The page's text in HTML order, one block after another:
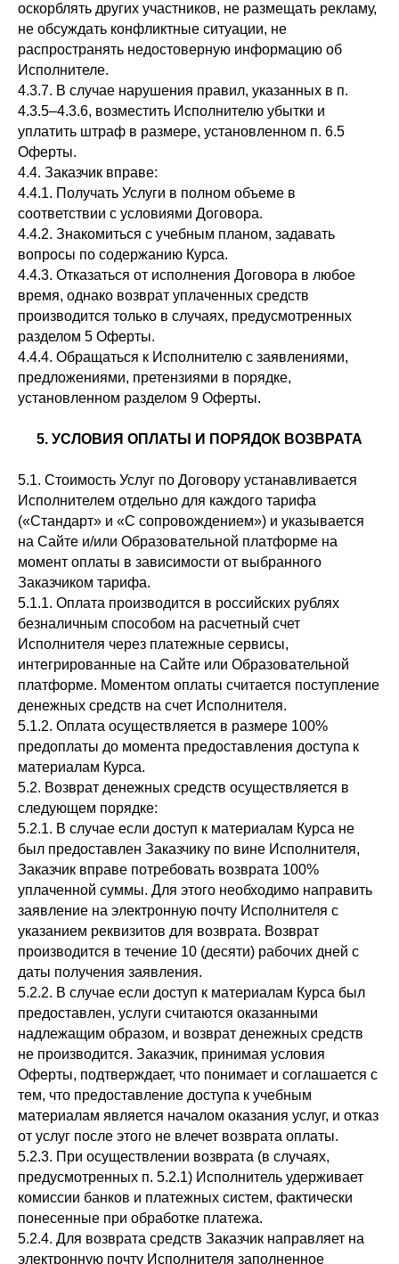
оскорблять других участников, не размещать рекламу,
не обсуждать конфликтные ситуации, не
распространять недостоверную информацию об
Исполнителе.
4.3.7. В случае нарушения правил, указанных в п.
4.3.5–4.3.6, возместить Исполнителю убытки и
уплатить штраф в размере, установленном п. 6.5
Оферты.
4.4. Заказчик вправе:
4.4.1. Получать Услуги в полном объеме в
соответствии с условиями Договора.
4.4.2. Знакомиться с учебным планом, задавать
вопросы по содержанию Курса.
4.4.3. Отказаться от исполнения Договора в любое
время, однако возврат уплаченных средств
производится только в случаях, предусмотренных
разделом 5 Оферты.
4.4.4. Обращаться к Исполнителю с заявлениями,
предложениями, претензиями в порядке,
установленном разделом 9 Оферты.
5. УСЛОВИЯ ОПЛАТЫ И ПОРЯДОК ВОЗВРАТА
5.1. Стоимость Услуг по Договору устанавливается
Исполнителем отдельно для каждого тарифа
(«Стандарт» и «С сопровождением») и указывается
на Сайте и/или Образовательной платформе на
момент оплаты в зависимости от выбранного
Заказчиком тарифа.
5.1.1. Оплата производится в российских рублях
безналичным способом на расчетный счет
Исполнителя через платежные сервисы,
интегрированные на Сайте или Образовательной
платформе. Моментом оплаты считается поступление
денежных средств на счет Исполнителя.
5.1.2. Оплата осуществляется в размере 100%
предоплаты до момента предоставления доступа к
материалам Курса.
5.2. Возврат денежных средств осуществляется в
следующем порядке:
5.2.1. В случае если доступ к материалам Курса не
был предоставлен Заказчику по вине Исполнителя,
Заказчик вправе потребовать возврата 100%
уплаченной суммы. Для этого необходимо направить
заявление на электронную почту Исполнителя с
указанием реквизитов для возврата. Возврат
производится в течение 10 (десяти) рабочих дней с
даты получения заявления.
5.2.2. В случае если доступ к материалам Курса был
предоставлен, услуги считаются оказанными
надлежащим образом, и возврат денежных средств
не производится. Заказчик, принимая условия
Оферты, подтверждает, что понимает и соглашается с
тем, что предоставление доступа к учебным
материалам является началом оказания услуг, и отказ
от услуг после этого не влечет возврата оплаты.
5.2.3. При осуществлении возврата (в случаях,
предусмотренных п. 5.2.1) Исполнитель удерживает
комиссии банков и платежных систем, фактически
понесенные при обработке платежа.
5.2.4. Для возврата средств Заказчик направляет на
электронную почту Исполнителя заполненное